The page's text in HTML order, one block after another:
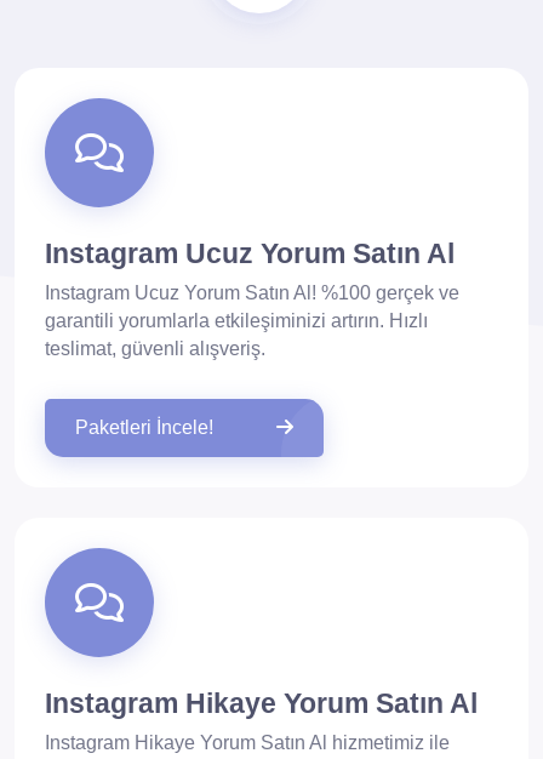
Instagram Ucuz Yorum Satın Al
Instagram Ucuz Yorum Satın Al! %100 gerçek ve
garantili yorumlarla etkileşiminizi artırın. Hızlı
teslimat, güvenli alışveriş.
Paketleri İncele!
Instagram Hikaye Yorum Satın Al
Instagram Hikaye Yorum Satın Al hizmetimiz ile